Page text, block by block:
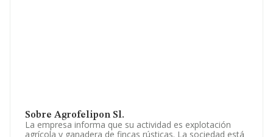
Sobre Agrofelipon Sl.
La empresa informa que su actividad es explotación
agrícola y ganadera de fincas rústicas. La sociedad está